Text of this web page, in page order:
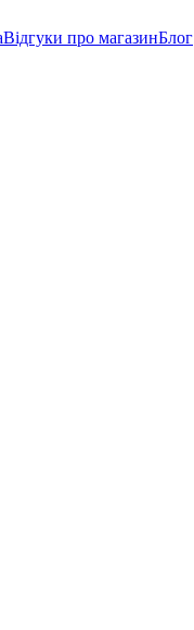
Відгуки про магазинБлог